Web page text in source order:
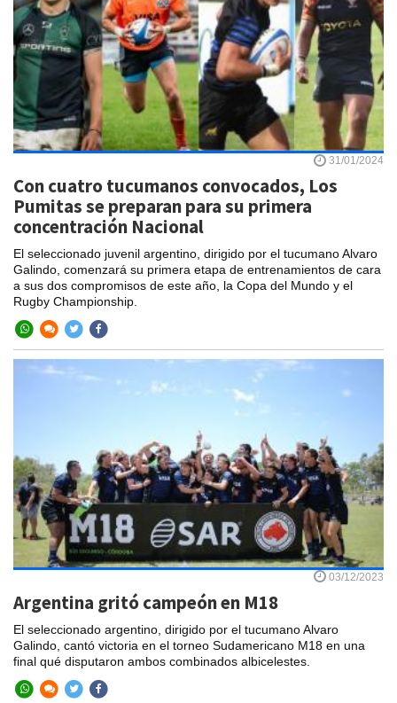
31/01/2024
Con cuatro tucumanos convocados, Los
Pumitas se preparan para su primera
concentración Nacional
El seleccionado juvenil argentino, dirigido por el tucumano Alvaro
Galindo, comenzará su primera etapa de entrenamientos de cara
a sus dos compromisos de este año, la Copa del Mundo y el
Rugby Championship.
03/12/2023
Argentina gritó campeón en M18
El seleccionado argentino, dirigido por el tucumano Alvaro
Galindo, cantó victoria en el torneo Sudamericano M18 en una
final qué disputaron ambos combinados albicelestes.